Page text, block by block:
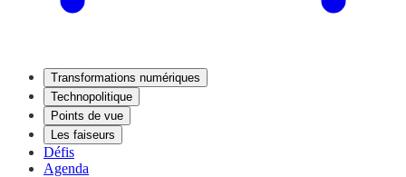
Transformations numériques
Technopolitique
Points de vue
Les faiseurs
Défis
Agenda